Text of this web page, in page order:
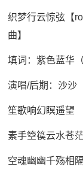
织梦行云惊弦【
曲】
填词：紫色蓝华
演唱/后期：沙沙
笙歌响幻瞑遥望
素手箜篌云水苍
空魂幽幽千殇相